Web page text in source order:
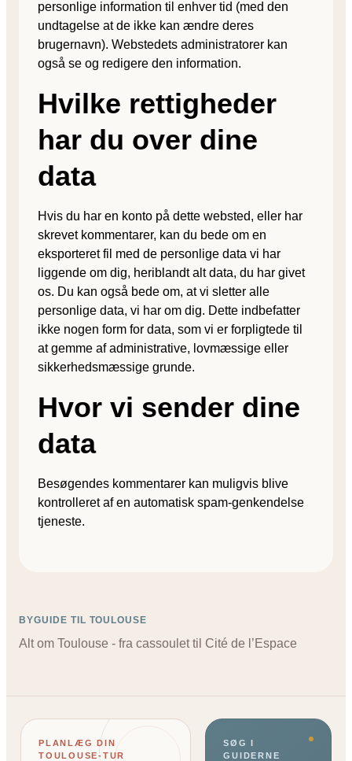
personlige information til enhver tid (med den
undtagelse at de ikke kan ændre deres
brugernavn). Webstedets administratorer kan
også se og redigere den information.
Hvilke rettigheder
har du over dine
data
Hvis du har en konto på dette websted, eller har
skrevet kommentarer, kan du bede om en
eksporteret fil med de personlige data vi har
liggende om dig, heriblandt alt data, du har givet
os. Du kan også bede om, at vi sletter alle
personlige data, vi har om dig. Dette indbefatter
ikke nogen form for data, som vi er forpligtede til
at gemme af administrative, lovmæssige eller
sikkerhedsmæssige grunde.
Hvor vi sender dine
data
Besøgendes kommentarer kan muligvis blive
kontrolleret af en automatisk spam-genkendelse
tjeneste.
BYGUIDE TIL TOULOUSE
Alt om Toulouse - fra cassoulet til Cité de l’Espace
PLANLÆG DIN
TOULOUSE-TUR
SØG I
GUIDERNE